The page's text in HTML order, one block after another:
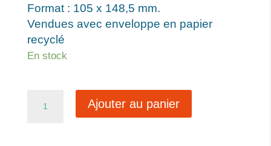
Format : 105 x 148,5 mm.
Vendues avec enveloppe en papier
recyclé
En stock
Ajouter au panier